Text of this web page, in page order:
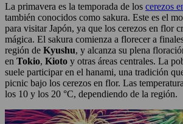
La primavera es la temporada de los cerezos
también conocidos como sakura. Este es el
para visitar Japón, ya que los cerezos en flor
mágica. El sakura comienza a florecer a
región de Kyushu, y alcanza su plena
en Tokio, Kioto y otras áreas centrales. La
suele participar en el hanami, una tradición
picnic bajo los cerezos en flor. Las
los 10 y los 20 °C, dependiendo de la región.